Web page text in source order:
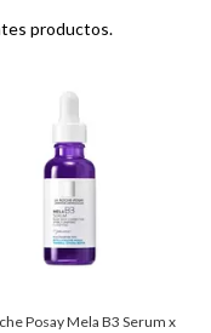
productos.
Posay Mela B3 Serum x